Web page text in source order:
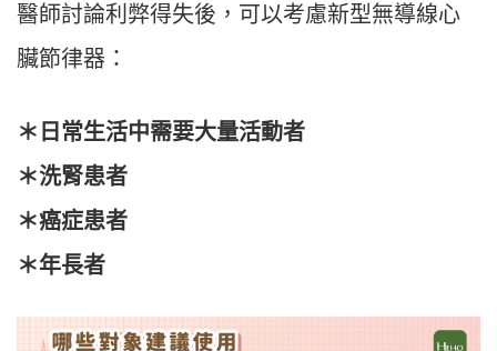
醫師討論利弊得失後，可以考慮新型無導線心
臟節律器：
＊日常生活中需要大量活動者
＊洗腎患者
＊癌症患者
＊年長者